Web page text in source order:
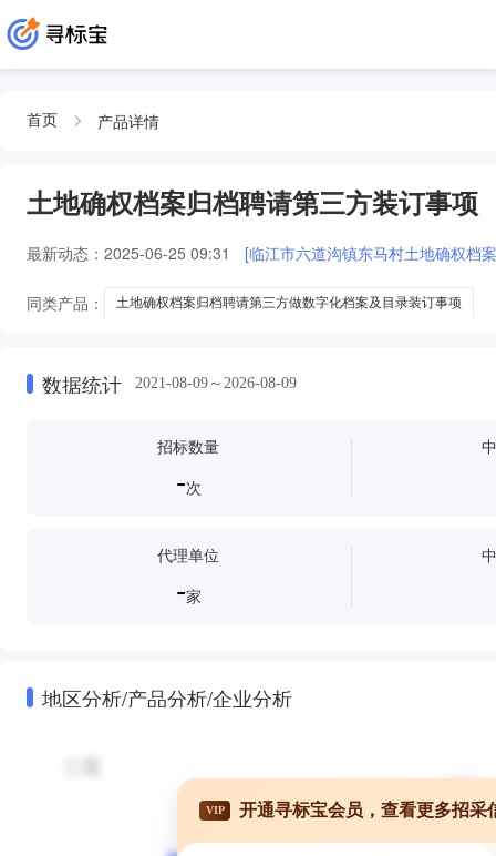
首页 产品详情
土地确权档案归档聘请第三方装订事项
最新动态： 2025-06-25 09:31 [临江市六道沟镇东马村土地确权档
同类产品： 土地确权档案归档聘请第三方做数字化档案及目录装订事项
数据统计 2021-08-09～2026-08-09
招标数量
-次
代理单位
-家
地区分析/产品分析/企业分析
VIP 开通寻标宝会员，查看更多招采